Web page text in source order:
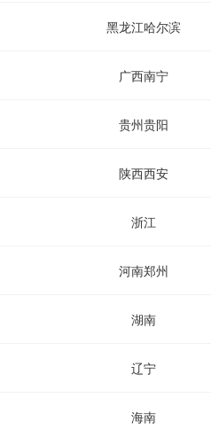
黑龙江哈尔滨
广西南宁
贵州贵阳
陕西西安
浙江
河南郑州
湖南
辽宁
海南